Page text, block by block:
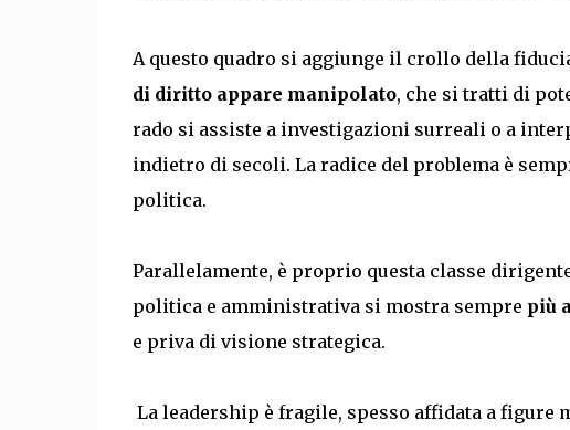
A questo quadro si aggiunge il crollo della
di diritto appare manipolato, che si tratti di
rado si assiste a investigazioni surreali o a
indietro di secoli. La radice del problema è
politica.
Parallelamente, è proprio questa classe
politica e amministrativa si mostra sempre più
e priva di visione strategica.
La leadership è fragile, spesso affidata a